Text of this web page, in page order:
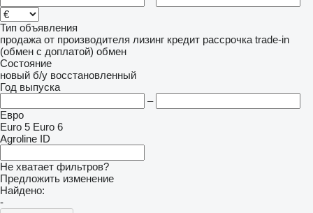
Тип объявления
продажа от производителя лизинг кредит рассрочка trade-in
(обмен с доплатой) обмен
Состояние
новый б/у восстановленный
Год выпуска
–
Евро
Euro 5 Euro 6
Agroline ID
Не хватает фильтров?
Предложить изменение
Найдено:
-